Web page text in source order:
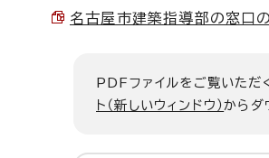
名古屋市建築指導部の窓口
PDFファイルをご覧いただ
ト（新しいウィンドウ）からダ